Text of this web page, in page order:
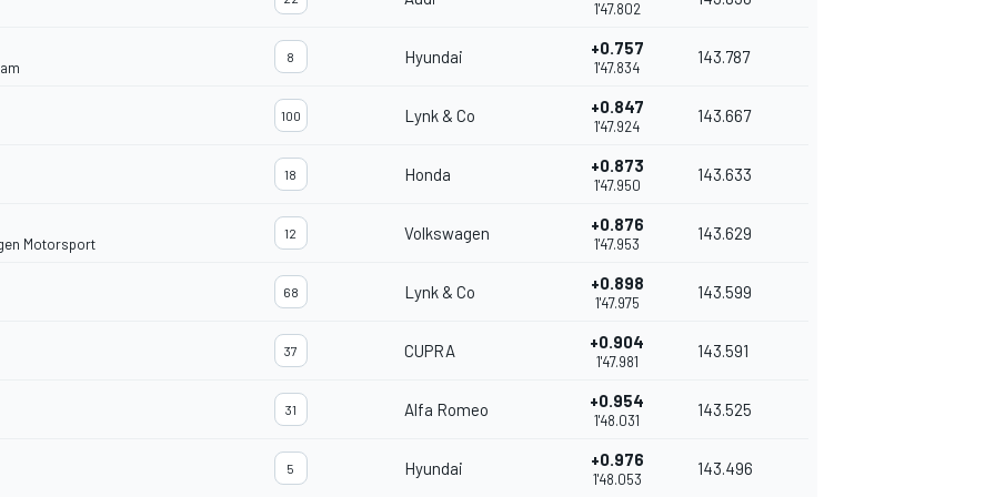
1'47.802
8 Hyundai +0.757
1'47.834
143.787
100 Lynk & Co +0.847
1'47.924
143.667
18 Honda +0.873
1'47.950
143.633
Motorsport
12 Volkswagen +0.876
1'47.953
143.629
68 Lynk & Co +0.898
1'47.975
143.599
37 CUPRA +0.904
1'47.981
143.591
31 Alfa Romeo +0.954
1'48.031
143.525
5 Hyundai +0.976
1'48.053
143.496